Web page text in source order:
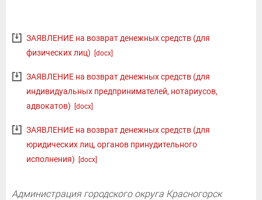
ЗАЯВЛЕНИЕ на возврат денежных средств (для
физических лиц)
[docx]
ЗАЯВЛЕНИЕ на возврат денежных средств (для
индивидуальных предпринимателей, нотариусов,
адвокатов)
[docx]
ЗАЯВЛЕНИЕ на возврат денежных средств (для
юридических лиц, органов принудительного
исполнения)
[docx]
Администрация городского округа Красногорск